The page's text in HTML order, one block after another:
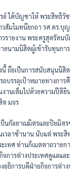
ย์ ได้บัญชาให้ พระสิทธิวั
วสัมโมทนียกถา รศ.ดร.บุ
วรายงาน พระครูสุตรัตน
ยนามนิสิตผู้เข้ารับทุนกา
ถือเป็นการสนับสนุนนิสิ
ถบรรลุเป้าหมายทางกา
งานเต็มไปด้วยความปีติ
ต มจร
เป็นกัลยาณมิตรและปิยมิ
วลาช้านาน นับแต่ พระ
เทศ ท่านก็เมตตาถวายก
จการต่างประเทศดูแลแล
อธิการบดีฝ่ายกิจการต่าง